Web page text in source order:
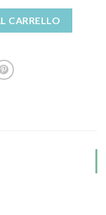
CARRELLO